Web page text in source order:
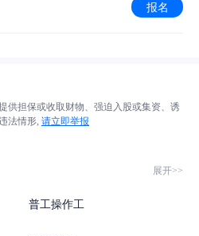
报名
供担保或收取财物、强迫入股或集资、诱
法情形, 请立即举报
展开>>
普工操作工